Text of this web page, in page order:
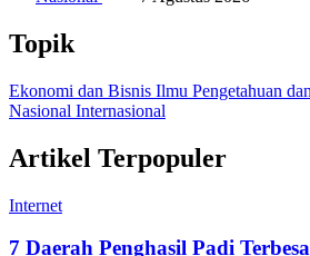
Bansos Tahap 3 Agustus 2026
Jadwal Terbarunya
Nasional• 10 Agustus 2026